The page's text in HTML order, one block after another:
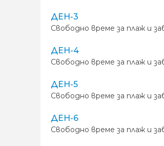
ДЕН-3
Свободно време за плаж и
ДЕН-4
Свободно време за плаж и
ДЕН-5
Свободно време за плаж и
ДЕН-6
Свободно време за плаж и